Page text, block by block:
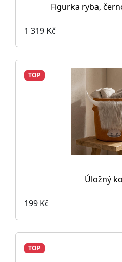
Figurka ryba,
1 319 Kč
TOP
Úložný
199 Kč
TOP